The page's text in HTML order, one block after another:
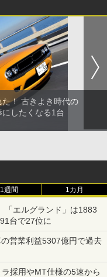
！ 古きよき時代の
したくなる1台
1週間 1カ月
「エルグランド」は1883
台で27位に
営業利益5307億円で過去
採用やMT仕様の5速から